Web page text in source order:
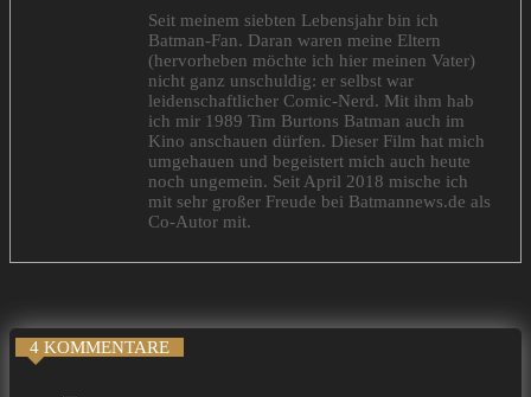
Seit meinem siebten Lebensjahr bin ich
Batman-Fan. Daran waren meine Eltern
(hervorheben möchte ich hier meinen Vater)
nicht ganz unschuldig: er selbst war
leidenschaftlicher Comic-Nerd. Mit ihm hab
ich mir 1989 Tim Burtons Batman auch im
Kino anschauen dürfen. Dieser Film hat mich
umgehauen und begeistert mich auch heute
noch ungemein. Seit April 2018 mische ich
mit sehr großer Freude bei Batmannews.de als
Co-Autor mit.
4 KOMMENTARE